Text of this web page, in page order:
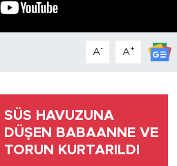
A- A+
SÜS HAVUZUNA
DÜŞEN BABAANNE VE
TORUN KURTARILDI